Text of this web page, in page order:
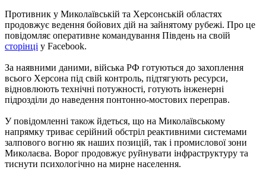
Противник у Миколаївській та Херсонській областях
продовжує ведення бойових дій на зайнятому рубежі. Про це
повідомляє оперативне командування Південь на своїй
сторінці у Facebook.
За наявними даними, війська РФ готуються до захоплення
всього Херсона під свій контроль, підтягують ресурси,
відновлюють технічні потужності, готують інженерні
підрозділи до наведення понтонно-мостових переправ.
У повідомленні також йдеться, що на Миколаївському
напрямку триває серійний обстріл реактивними системами
залпового вогню як наших позицій, так і промислової зони
Миколаєва. Ворог продовжує руйнувати інфраструктуру та
тиснути психологічно на мирне населення.